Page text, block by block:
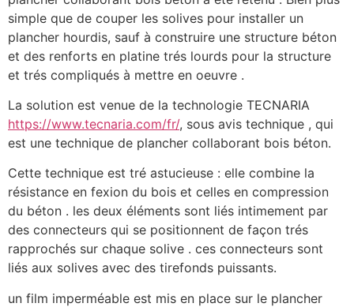
simple que de couper les solives pour installer un
plancher hourdis, sauf à construire une structure béton
et des renforts en platine trés lourds pour la structure
et trés compliqués à mettre en oeuvre .
La solution est venue de la technologie TECNARIA
https://www.tecnaria.com/fr/, sous avis technique , qui
est une technique de plancher collaborant bois béton.
Cette technique est tré astucieuse : elle combine la
résistance en fexion du bois et celles en compression
du béton . les deux éléments sont liés intimement par
des connecteurs qui se positionnent de façon trés
rapprochés sur chaque solive . ces connecteurs sont
liés aux solives avec des tirefonds puissants.
un film imperméable est mis en place sur le plancher